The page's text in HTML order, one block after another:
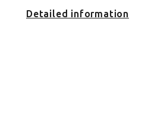
Detailed information